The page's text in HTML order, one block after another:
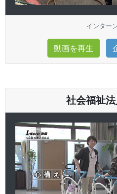
インター
動画を再生
社会福祉